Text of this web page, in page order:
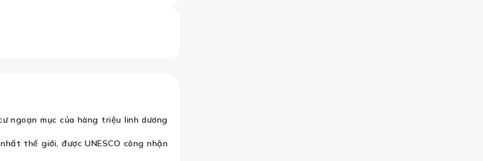
ngoạn mục của hàng triệu linh dương
thế giới, được UNESCO công nhận